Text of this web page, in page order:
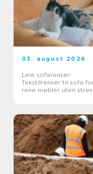
03. august 2026
Leie sofarenser:
Tekstilrenser til sofa
rene møbler uten